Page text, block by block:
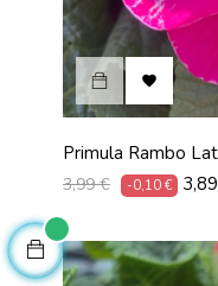

Primula Rambo
Prix
3,99 € -0,10 € Prix